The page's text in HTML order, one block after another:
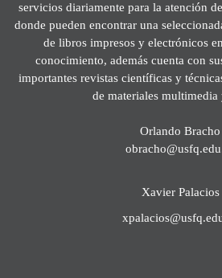
servicios diariamente para la atención
donde pueden encontrar una
de libros impresos y electrónicos
conocimiento, además cuenta con
importantes revistas científicas y
de materiales multimedia
Orlando Bracho
Xavier Palacios